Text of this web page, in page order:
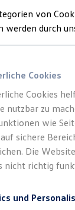
Angebote
Leasing
Leasing
ohne
mit
und
Versicherung
Class
von
werden durch
Cookies
Cookies
nutzbar zu
wie
sichere
Die
nicht richtig
und